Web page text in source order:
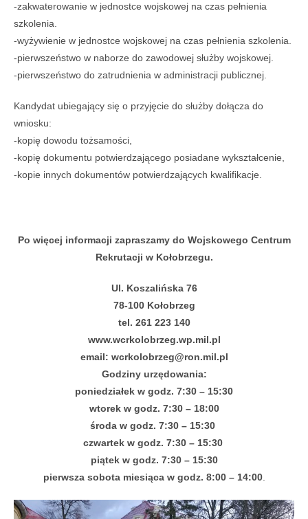
-zakwaterowanie w jednostce wojskowej na czas pełnienia
szkolenia.
-wyżywienie w jednostce wojskowej na czas pełnienia szkolenia.
-pierwszeństwo w naborze do zawodowej służby wojskowej.
-pierwszeństwo do zatrudnienia w administracji publicznej.
Kandydat ubiegający się o przyjęcie do służby dołącza do
wniosku:
-kopię dowodu tożsamości,
-kopię dokumentu potwierdzającego posiadane wykształcenie,
-kopie innych dokumentów potwierdzających kwalifikacje.
Po więcej informacji zapraszamy do Wojskowego Centrum
Rekrutacji w Kołobrzegu.
Ul. Koszalińska 76
78-100 Kołobrzeg
tel. 261 223 140
www.wcrkolobrzeg.wp.mil.pl
email: wcrkolobrzeg@ron.mil.pl
Godziny urzędowania:
poniedziałek w godz. 7:30 – 15:30
wtorek w godz. 7:30 – 18:00
środa w godz. 7:30 – 15:30
czwartek w godz. 7:30 – 15:30
piątek w godz. 7:30 – 15:30
pierwsza sobota miesiąca w godz. 8:00 – 14:00.